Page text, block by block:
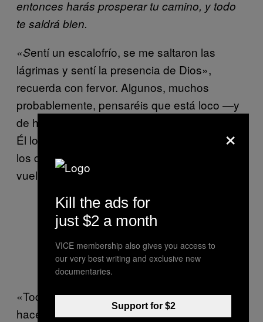
entonces harás prosperar tu camino, y todo
te saldrá bien.
«Sentí un escalofrío, se me saltaron las
lágrimas y sentí la presencia de Dios»,
recuerda con fervor. Algunos, muchos
probablemente, pensaréis que está loco —y
de hecho, ahí está su etapa en el manicomio.
Él lo tiene claro, y le da igual lo que piensen
los demás, porque desde entonces no ha
vuelto a tocar ni un pellizco de droga.
El Pecas se paseó en sus últimos
años en la élite con la cruz en el
pecho
«Todo ser humano hace cosas que no quiere
hacer. No quiere mentir, y miente, por
×
Kill the ads for
just $2 a month
VICE membership also gives you access to
our very best writing and exclusive new
documentaries.
Support for $2